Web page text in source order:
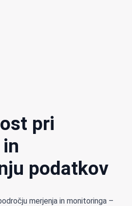
pri
podatkov
merjenja in monitoringa –